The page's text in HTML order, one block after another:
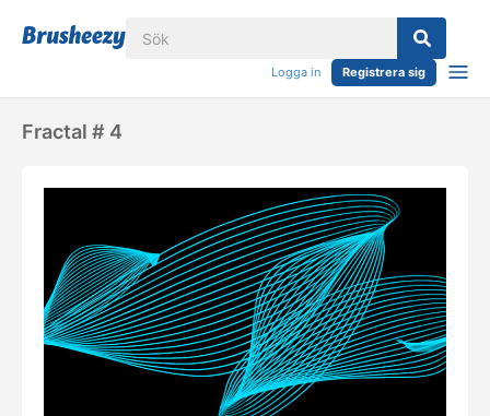
Logga in Registrera sig
Fractal # 4